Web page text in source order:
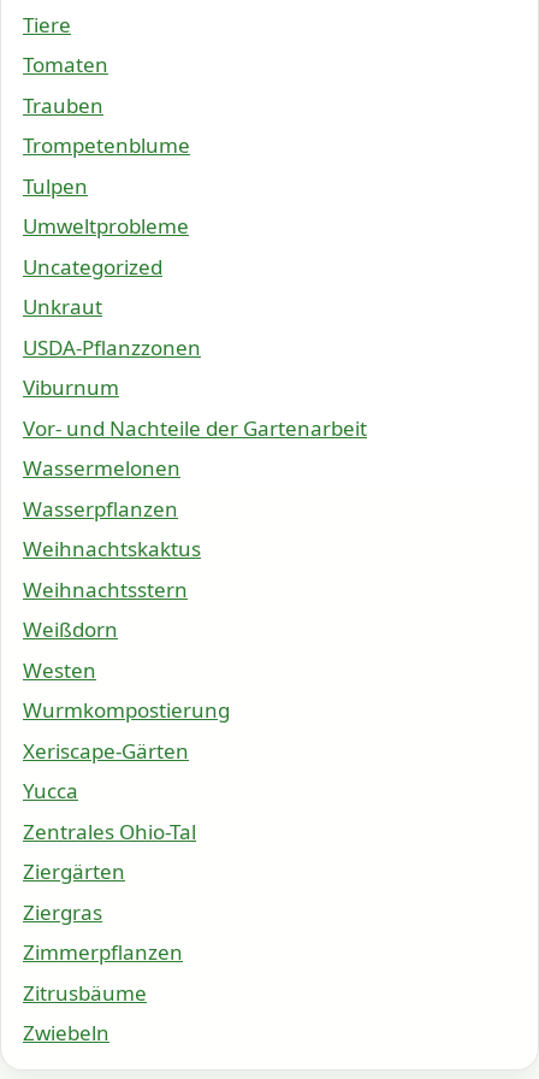
Tiere
Tomaten
Trauben
Trompetenblume
Tulpen
Umweltprobleme
Uncategorized
Unkraut
USDA-Pflanzzonen
Viburnum
Vor- und Nachteile der Gartenarbeit
Wassermelonen
Wasserpflanzen
Weihnachtskaktus
Weihnachtsstern
Weißdorn
Westen
Wurmkompostierung
Xeriscape-Gärten
Yucca
Zentrales Ohio-Tal
Ziergärten
Ziergras
Zimmerpflanzen
Zitrusbäume
Zwiebeln